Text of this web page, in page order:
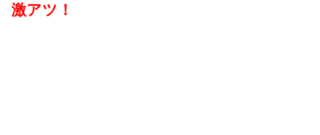
激アツ！